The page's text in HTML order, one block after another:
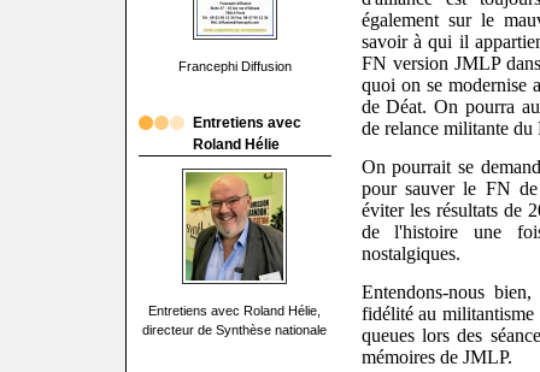
Francephi Diffusion
Entretiens avec
Roland Hélie
Entretiens avec Roland Hélie,
directeur de Synthèse nationale
également sur le
savoir à qui il
FN version JMLP
quoi on se modernise
de Déat. On pourra
de relance militante
On pourrait se
pour sauver le FN
éviter les résultats de
de l'histoire une
nostalgiques.
Entendons-nous
fidélité au militantisme
queues lors des
mémoires de JMLP.